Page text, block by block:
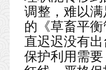
调整，难以
的《草畜平
直迟迟没有
保护利用需